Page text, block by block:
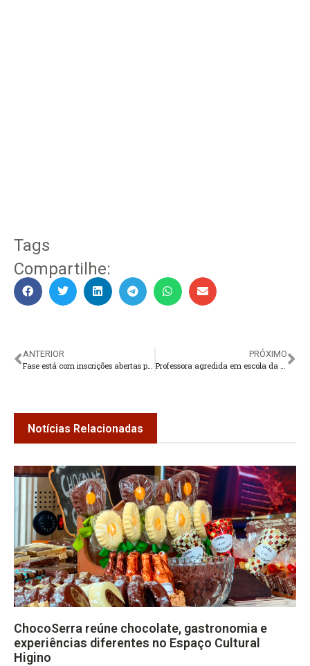
Tags
Compartilhe:
ANTERIOR
PRÓXIMO
Notícias Relacionadas
ChocoSerra reúne chocolate, gastronomia e
experiências diferentes no Espaço Cultural
Higino